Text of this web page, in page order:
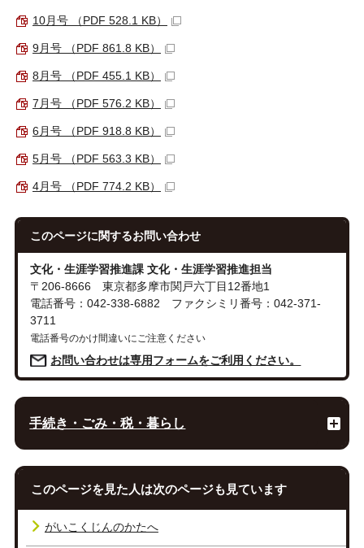
10月号 （PDF 528.1 KB）
9月号 （PDF 861.8 KB）
8月号 （PDF 455.1 KB）
7月号 （PDF 576.2 KB）
6月号 （PDF 918.8 KB）
5月号 （PDF 563.3 KB）
4月号 （PDF 774.2 KB）
このページに関するお問い合わせ
文化・生涯学習推進課 文化・生涯学習推進担当
〒206-8666 東京都多摩市関戸六丁目12番地1
電話番号：042-338-6882 ファクシミリ番号：042-371-
3711
電話番号のかけ間違いにご注意ください
お問い合わせは専用フォームをご利用ください。
手続き・ごみ・税・暮らし
このページを見た人は次のページも見ています
がいこくじんのかたへ